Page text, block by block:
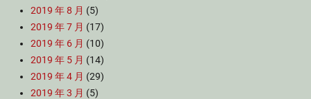
2019 年 8 月 (5)
2019 年 7 月 (17)
2019 年 6 月 (10)
2019 年 5 月 (14)
2019 年 4 月 (29)
2019 年 3 月 (5)